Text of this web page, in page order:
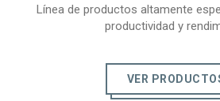
Línea de productos altamente
productividad y
VER